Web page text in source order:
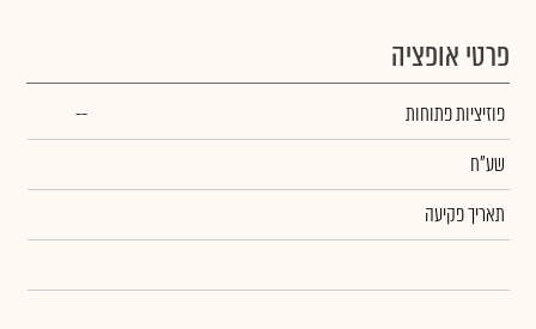
פרטי אופציה
פוזיציות פתוחות
--
שע"ח
תאריך פקיעה